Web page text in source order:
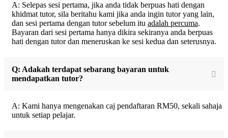
A: Selepas sesi pertama, jika anda tidak berpuas hati dengan
khidmat tutor, sila beritahu kami jika anda ingin tutor yang lain,
dan sesi pertama dengan tutor sebelum itu adalah percuma.
Bayaran dari sesi pertama hanya dikira sekiranya anda berpuas
hati dengan tutor dan meneruskan ke sesi kedua dan seterusnya.
Q: Adakah terdapat sebarang bayaran untuk
mendapatkan tutor?
A: Kami hanya mengenakan caj pendaftaran RM50, sekali sahaja
untuk setiap pelajar.